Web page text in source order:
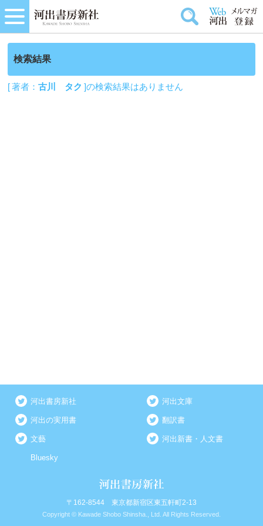
検索結果
[ 著者：古川 タク ]の検索結果はありません
河出書房新社 河出文庫
河出の実用書 翻訳書
文藝 河出新書・人文書
Bluesky
〒162-8544 東京都新宿区東五軒町2-13
Copyright © Kawade Shobo Shinsha., Ltd. All Rights Reserved.